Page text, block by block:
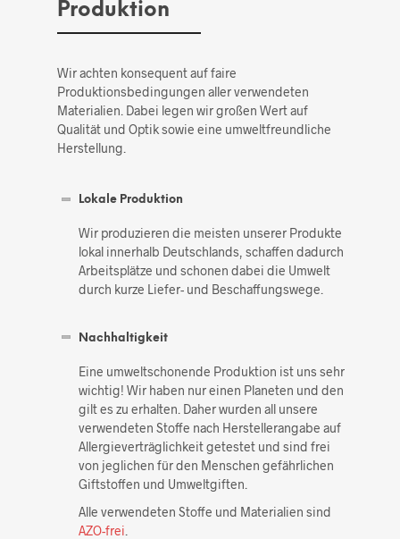
Produktion
Wir achten konsequent auf faire
Produktionsbedingungen aller verwendeten
Materialien. Dabei legen wir großen Wert auf
Qualität und Optik sowie eine umweltfreundliche
Herstellung.
Lokale Produktion
Wir produzieren die meisten unserer Produkte
lokal innerhalb Deutschlands, schaffen dadurch
Arbeitsplätze und schonen dabei die Umwelt
durch kurze Liefer- und Beschaffungswege.
Nachhaltigkeit
Eine umweltschonende Produktion ist uns sehr
wichtig! Wir haben nur einen Planeten und den
gilt es zu erhalten. Daher wurden all unsere
verwendeten Stoffe nach Herstellerangabe auf
Allergieverträglichkeit getestet und sind frei
von jeglichen für den Menschen gefährlichen
Giftstoffen und Umweltgiften.
Alle verwendeten Stoffe und Materialien sind
AZO-frei